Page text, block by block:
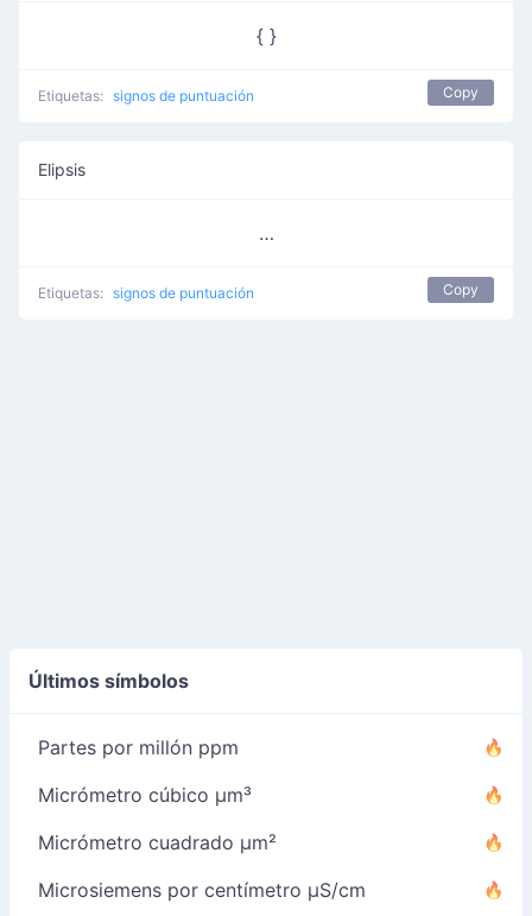
{ }
Etiquetas: signos de puntuación Copy
Elipsis
…
Etiquetas: signos de puntuación Copy
Últimos símbolos
Partes por millón ppm
Micrómetro cúbico µm³
Micrómetro cuadrado µm²
Microsiemens por centímetro µS/cm